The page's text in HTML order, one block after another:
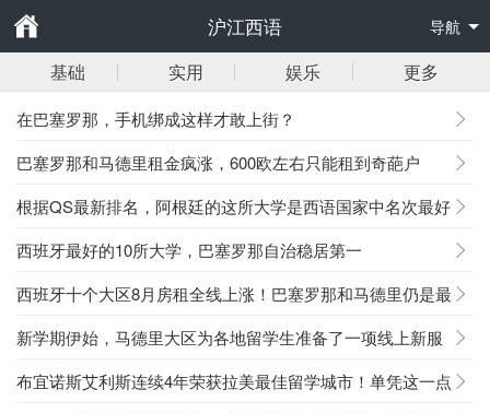
沪江西语 导航
基础 实用 娱乐 更多
在巴塞罗那，手机绑成这样才敢上街？
巴塞罗那和马德里租金疯涨，600欧左右只能租到奇葩户
型？
根据QS最新排名，阿根廷的这所大学是西语国家中名次最好
的前三？
西班牙最好的10所大学，巴塞罗那自治稳居第一
西班牙十个大区8月房租全线上涨！巴塞罗那和马德里仍是最
贵的…
新学期伊始，马德里大区为各地留学生准备了一项线上新服
务！
布宜诺斯艾利斯连续4年荣获拉美最佳留学城市！单凭这一点